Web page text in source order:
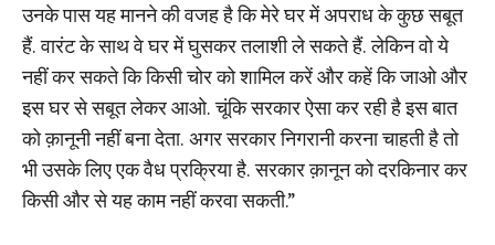
उनके पास यह मानने की वजह है कि मेरे घर में अपराध के कुछ सबूत
हैं. वारंट के साथ वे घर में घुसकर तलाशी ले सकते हैं. लेकिन वो ये
नहीं कर सकते कि किसी चोर को शामिल करें और कहें कि जाओ और
इस घर से सबूत लेकर आओ. चूंकि सरकार ऐसा कर रही है इस बात
को क़ानूनी नहीं बना देता. अगर सरकार निगरानी करना चाहती है तो
भी उसके लिए एक वैध प्रक्रिया है. सरकार क़ानून को दरकिनार कर
किसी और से यह काम नहीं करवा सकती.”